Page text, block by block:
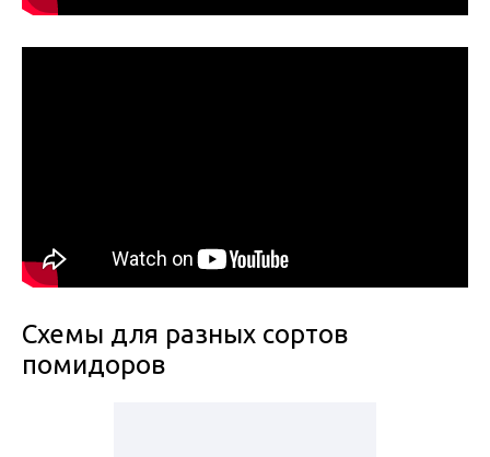
Схемы для разных сортов
помидоров